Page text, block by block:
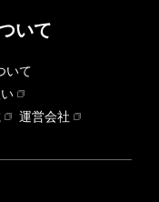
いて
いて
運営会社